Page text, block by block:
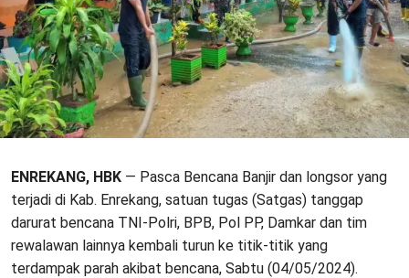
ENREKANG, HBK — Pasca Bencana Banjir dan longsor yang
terjadi di Kab. Enrekang, satuan tugas (Satgas) tanggap
darurat bencana TNI-Polri, BPB, Pol PP, Damkar dan tim
rewalawan lainnya kembali turun ke titik-titik yang
terdampak parah akibat bencana, Sabtu (04/05/2024).